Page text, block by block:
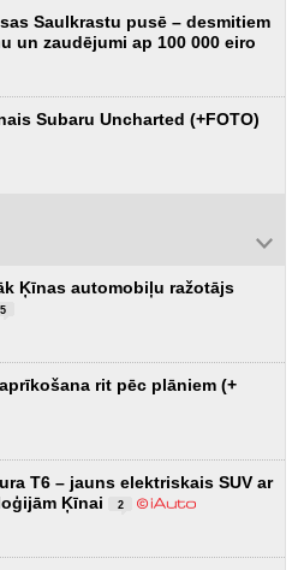
Saulkrastu pusē – desmitiem
un zaudējumi ap 100 000 eiro
Subaru Uncharted (+FOTO)
Ķīnas automobiļu ražotājs
5
rit pēc plāniem (+
T6 – jauns elektriskais SUV ar
Ķīnai
2